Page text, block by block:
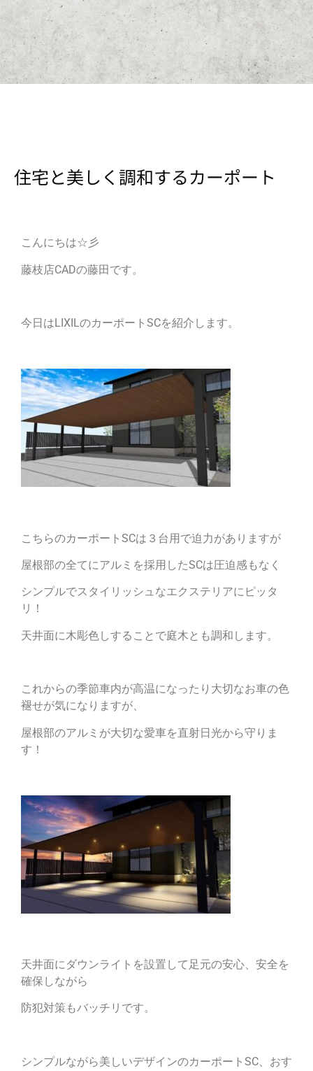
住宅と美しく調和するカーポート
こんにちは☆彡
藤枝店CADの藤田です。
今日はLIXILのカーポートSCを紹介します。
こちらのカーポートSCは３台用で迫力がありますが
屋根部の全てにアルミを採用したSCは圧迫感もなく
シンプルでスタイリッシュなエクステリアにピッタ
リ！
天井面に木彫色しすることで庭木とも調和します。
これからの季節車内が高温になったり大切なお車の色
褪せが気になりますが、
屋根部のアルミが大切な愛車を直射日光から守りま
す！
天井面にダウンライトを設置して足元の安心、安全を
確保しながら
防犯対策もバッチリです。
シンプルながら美しいデザインのカーポートSC、おす